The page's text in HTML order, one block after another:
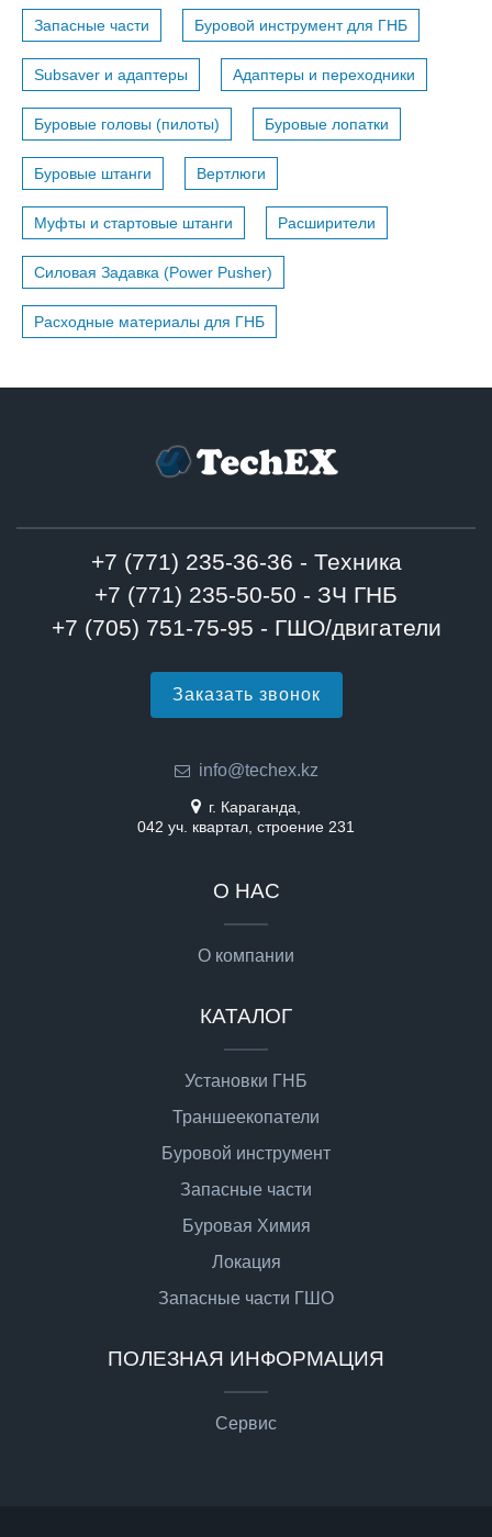
Запасные части Буровой инструмент для ГНБ
Subsaver и адаптеры Адаптеры и переходники
Буровые головы (пилоты) Буровые лопатки
Буровые штанги Вертлюги
Муфты и стартовые штанги Расширители
Силовая Задавка (Power Pusher)
Расходные материалы для ГНБ
+7 (771) 235-36-36 - Техника
+7 (771) 235-50-50 - ЗЧ ГНБ
+7 (705) 751-75-95 - ГШО/двигатели
Заказать звонок
info@techex.kz
г. Караганда,
042 уч. квартал, строение 231
О НАС
О компании
КАТАЛОГ
Установки ГНБ
Траншеекопатели
Буровой инструмент
Запасные части
Буровая Химия
Локация
Запасные части ГШО
ПОЛЕЗНАЯ ИНФОРМАЦИЯ
Сервис